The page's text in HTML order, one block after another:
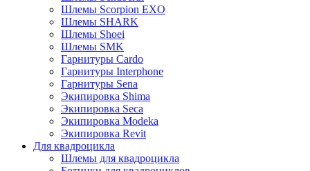
Шлемы Scorpion EXO
Шлемы SHARK
Шлемы Shoei
Шлемы SMK
Гарнитуры Cardo
Гарнитуры Interphone
Гарнитуры Sena
Экипировка Shima
Экипировка Seca
Экипировка Modeka
Экипировка Revit
Для квадроцикла
Шлемы для квадроцикла